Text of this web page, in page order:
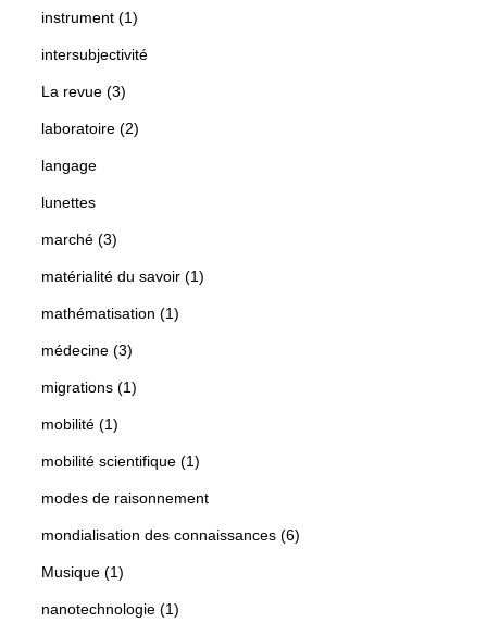
instrument (1)
intersubjectivité
La revue (3)
laboratoire (2)
langage
lunettes
marché (3)
matérialité du savoir (1)
mathématisation (1)
médecine (3)
migrations (1)
mobilité (1)
mobilité scientifique (1)
modes de raisonnement
mondialisation des connaissances (6)
Musique (1)
nanotechnologie (1)